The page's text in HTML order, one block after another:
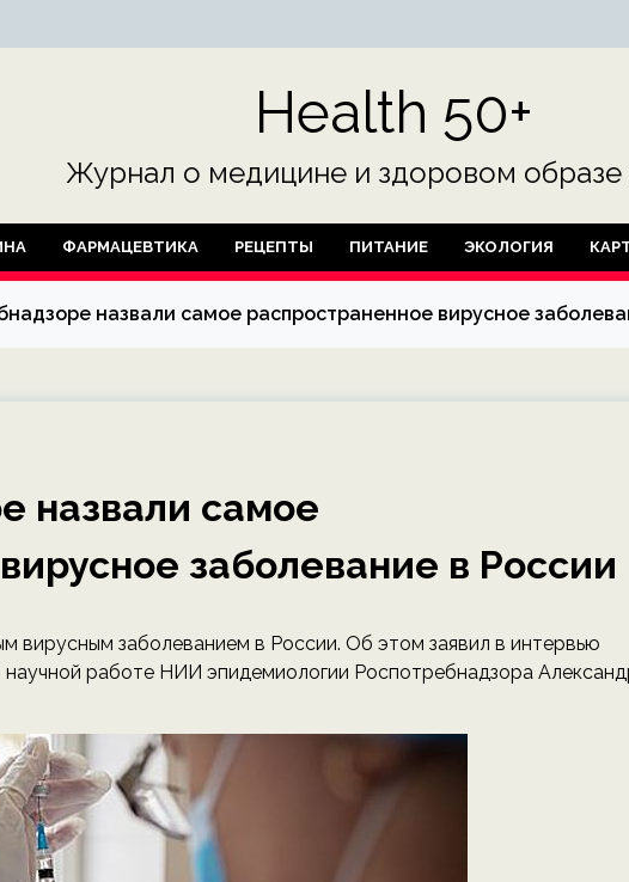
Health 50+
Журнал о медицине и здоровом образе
ФАРМАЦЕВТИКА РЕЦЕПТЫ ПИТАНИЕ ЭКОЛОГИЯ
назвали самое распространенное вирусное
назвали самое
заболевание в России
вирусным заболеванием в России. Об этом заявил в интервью
научной работе НИИ эпидемиологии Роспотребнадзора